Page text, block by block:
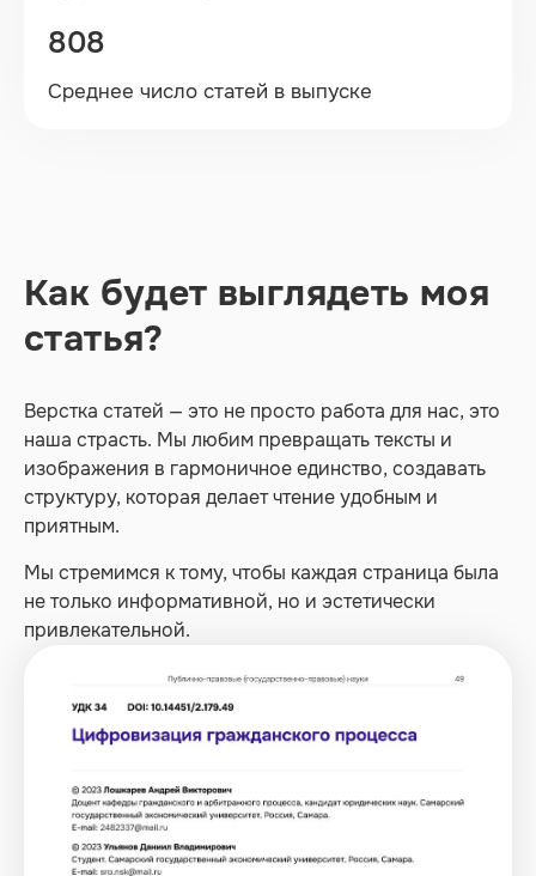
Среднее число статей в выпуске
808
Как будет выглядеть моя
статья?
Верстка статей — это не просто работа для нас, это
наша страсть. Мы любим превращать тексты и
изображения в гармоничное единство, создавать
структуру, которая делает чтение удобным и
приятным.
Мы стремимся к тому, чтобы каждая страница была
не только информативной, но и эстетически
привлекательной.